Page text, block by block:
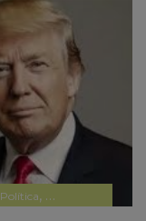
Política, Sin categoría